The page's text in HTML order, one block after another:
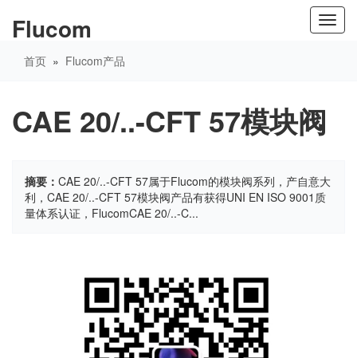
Flucom
首页 » Flucom产品
CAE 20/..-CFT 57模块阀
摘要： CAE 20/..-CFT 57属于Flucom的模块阀系列，产自意大
利，CAE 20/..-CFT 57模块阀产品有获得UNI EN ISO 9001质
量体系认证，FlucomCAE 20/..-C...